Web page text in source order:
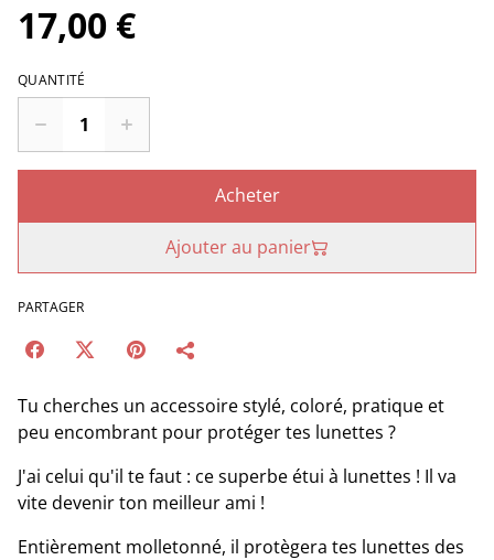
17,00 €
QUANTITÉ
Acheter
Ajouter au panier
PARTAGER
Tu cherches un accessoire stylé, coloré, pratique et
peu encombrant pour protéger tes lunettes ?
J'ai celui qu'il te faut : ce superbe étui à lunettes ! Il va
vite devenir ton meilleur ami !
Entièrement molletonné, il protègera tes lunettes des